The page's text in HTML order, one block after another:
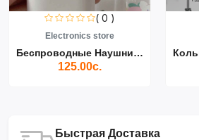
( 0 )
Electronics store
Беспроводные Наушники Air...
125.00с.
Быстрая Доставка